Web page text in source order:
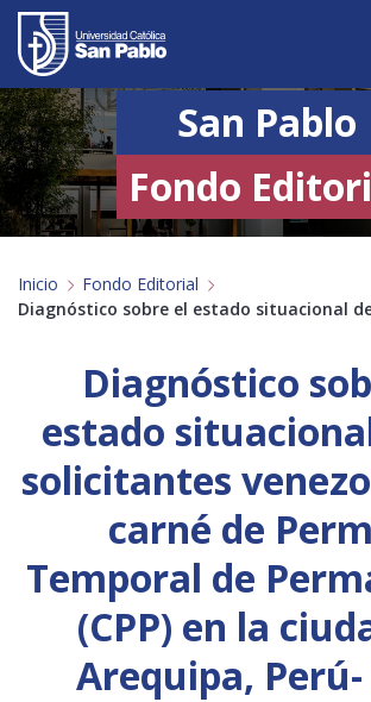
Vive San Pablo
Admisión
Carreras
Postgrado
Investigación
Antiguos Alumnos
Público general
Licenciamiento Biblioteca
San Pablo
Fondo
Inicio Fondo Editorial
Diagnóstico
estado
solicitantes
carné de
Temporal de
(CPP) en la
Arequipa, Perú-